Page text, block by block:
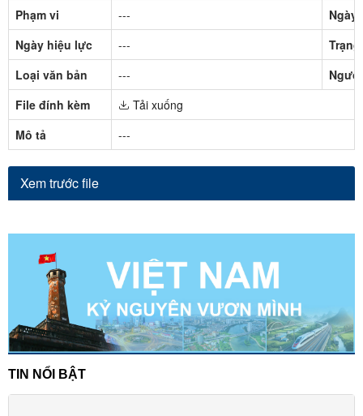
Phạm vi
---
Ngày
Ngày hiệu lực
---
Loại văn bản
---
File đính kèm
Tải xuống
Mô tả
---
Xem trước file
TIN NỔI BẬT